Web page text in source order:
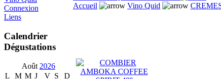
Connexion
Liens
Calendrier
Dégustations
Août 2026
L
M M J V S
D
Accueil
Vino Quid